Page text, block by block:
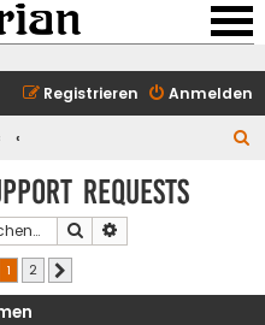
Anmelden
Registrieren
requests
Suche
1 2